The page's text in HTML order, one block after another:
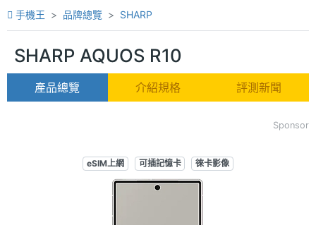
手機王 品牌總覽 SHARP
SHARP AQUOS R10
產品總覽 介紹規格 評測新聞
Sponsor
eSIM上網 可插記憶卡 徠卡影像